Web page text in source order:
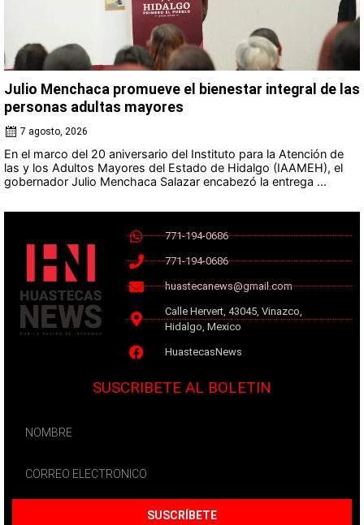
Julio Menchaca promueve el bienestar integral de las
personas adultas mayores
7 agosto, 2026
En el marco del 20 aniversario del Instituto para la Atención de
las y los Adultos Mayores del Estado de Hidalgo (IAAMEH), el
gobernador Julio Menchaca Salazar encabezó la entrega ...
771-194-0686
771-194-0686
huastecanews@gmail.com
Calle Hervert, 43045, Vinazco,
Hidalgo, Mexico
HuastecasNews
SUSCRIBETE AL BOLETIN
SUSCRÍBETE